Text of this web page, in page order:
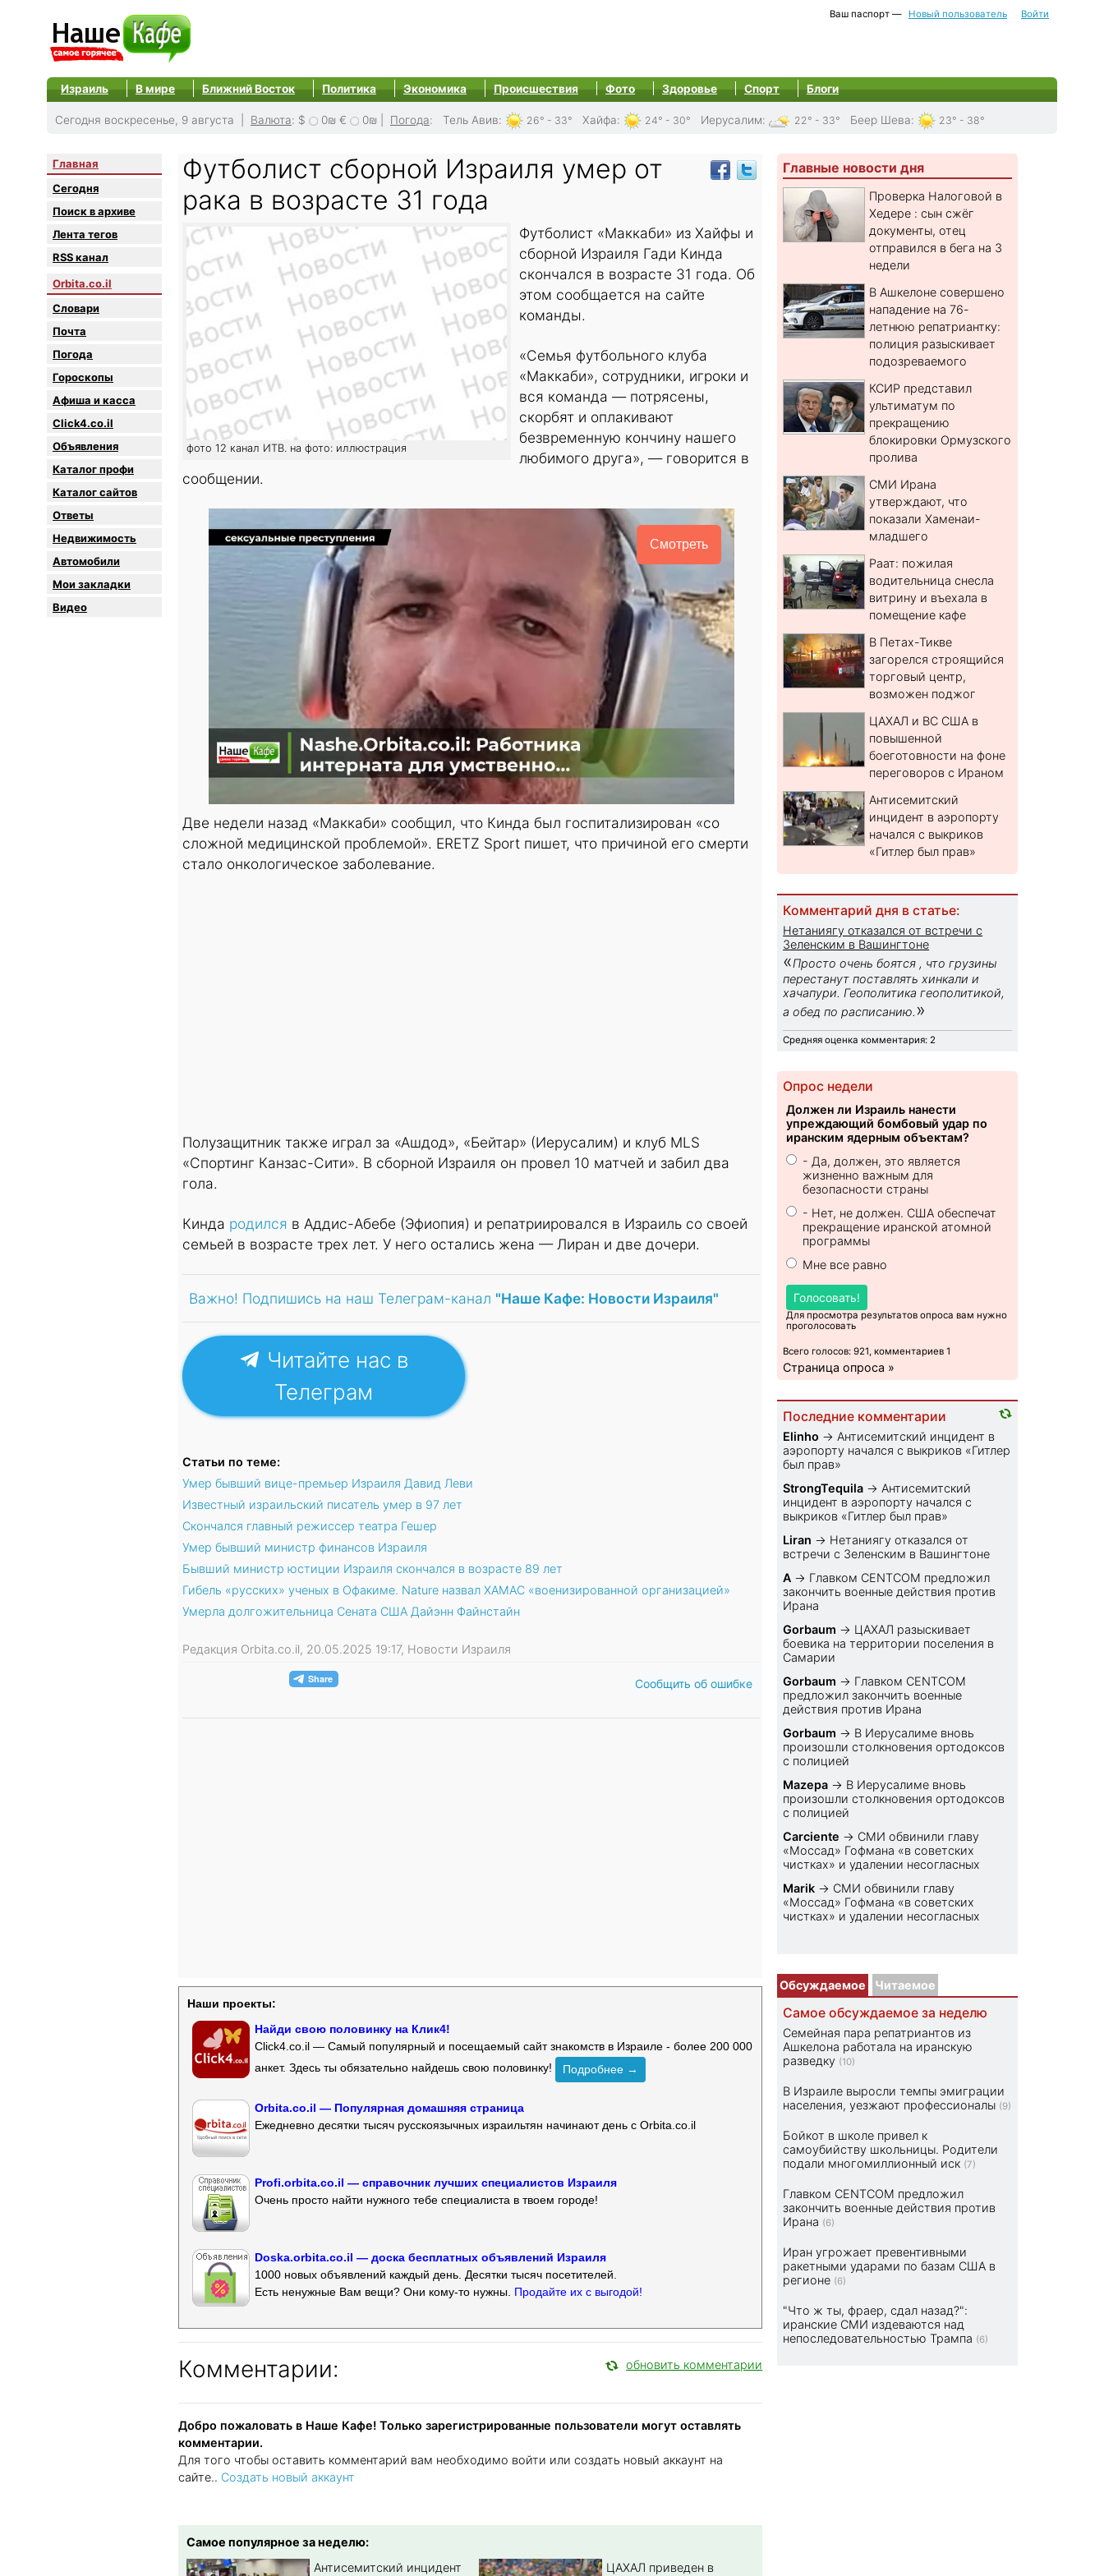
Ваш паспорт — Новый пользователь Войти
Израиль В мире Ближний Восток Политика Экономика Происшествия Фото Здоровье Спорт Блоги
Сегодня воскресенье, 9 августа | Валюта: $ 0₪ € 0₪ Погода: Тель Авив: 26° - 33° Хайфа: 24° - 30° Иерусалим: 22° - 33° Беер Шева: 23° - 38°
Главная
Сегодня
Поиск в архиве
Лента тегов
RSS канал
Orbita.co.il
Словари
Почта
Погода
Гороскопы
Афиша и касса
Click4.co.il
Объявления
Каталог профи
Каталог сайтов
Oтветы
Недвижимость
Автомобили
Мои закладки
Видео
Футболист сборной Израиля умер от
рака в возрасте 31 года
фото 12 канал ИТВ. на фото: иллюстрация
Футболист «Маккаби» из Хайфы и
сборной Израиля Гади Кинда
скончался в возрасте 31 года. Об
этом сообщается на сайте
команды.
«Семья футбольного клуба
«Маккаби», сотрудники, игроки и
вся команда — потрясены,
скорбят и оплакивают
безвременную кончину нашего
любимого друга», — говорится в
сообщении.
Смотреть
Две недели назад «Маккаби» сообщил, что Кинда был госпитализирован «со
сложной медицинской проблемой». ERETZ Sport пишет, что причиной его смерти
стало онкологическое заболевание.
Полузащитник также играл за «Ашдод», «Бейтар» (Иерусалим) и клуб MLS
«Спортинг Канзас-Сити». В сборной Израиля он провел 10 матчей и забил два
гола.
Кинда родился в Аддис-Абебе (Эфиопия) и репатриировался в Израиль со своей
семьей в возрасте трех лет. У него остались жена — Лиран и две дочери.
Важно! Подпишись на наш Телеграм-канал "Наше Кафе: Новости Израиля"
Читайте нас в
Телеграм
Статьи по теме:
Умер бывший вице-премьер Израиля Давид Леви
Известный израильский писатель умер в 97 лет
Скончался главный режиссер театра Гешер
Умер бывший министр финансов Израиля
Бывший министр юстиции Израиля скончался в возрасте 89 лет
Гибель «русских» ученых в Офакиме. Nature назвал ХАМАС «военизированной организацией»
Умерла долгожительница Сената США Дайэнн Файнстайн
Редакция Orbita.co.il, 20.05.2025 19:17, Новости Израиля
Сообщить об ошибке
Наши проекты:
Найди свою половинку на Клик4!
Click4.co.il — Самый популярный и посещаемый сайт знакомств в Израиле - более 200 000
анкет. Здесь ты обязательно найдешь свою половинку!
Подробнее →
Orbita.co.il — Популярная домашняя страница
Ежедневно десятки тысяч русскоязычных израильтян начинают день с Orbita.co.il
Profi.orbita.co.il — справочник лучших специалистов Израиля
Очень просто найти нужного тебе специалиста в твоем городе!
Doska.orbita.co.il — доска бесплатных объявлений Израиля
1000 новых объявлений каждый день. Десятки тысяч посетителей.
Есть ненужные Вам вещи? Они кому-то нужны. Продайте их с выгодой!
Комментарии: обновить комментарии
Добро пожаловать в Наше Кафе! Только зарегистрированные пользователи могут оставлять
комментарии.
Для того чтобы оставить комментарий вам необходимо войти или создать новый аккаунт на
сайте.. Создать новый аккаунт
Самое популярное за неделю:
Антисемитский инцидент
ЦАХАЛ приведен в
Главные новости дня
Проверка Налоговой в
Хедере : сын сжёг
документы, отец
отправился в бега на 3
недели
В Ашкелоне совершено
нападение на 76-
летнюю репатриантку:
полиция разыскивает
подозреваемого
КСИР представил
ультиматум по
прекращению
блокировки Ормузского
пролива
СМИ Ирана
утверждают, что
показали Хаменаи-
младшего
Раат: пожилая
водительница снесла
витрину и въехала в
помещение кафе
В Петах-Тикве
загорелся строящийся
торговый центр,
возможен поджог
ЦАХАЛ и ВС США в
повышенной
боеготовности на фоне
переговоров с Ираном
Антисемитский
инцидент в аэропорту
начался с выкриков
«Гитлер был прав»
Комментарий дня в статье:
Нетаниягу отказался от встречи с
Зеленским в Вашингтоне
«Просто очень боятся , что грузины
перестанут поставлять хинкали и
хачапури. Геополитика геополитикой,
а обед по расписанию. »
Средняя оценка комментария: 2
Опрос недели
Должен ли Израиль нанести
упреждающий бомбовый удар по
иранским ядерным объектам?
- Да, должен, это является
жизненно важным для
безопасности страны
- Нет, не должен. США обеспечат
прекращение иранской атомной
программы
Мне все равно
Голосовать!
Для просмотра результатов опроса вам нужно
проголосовать
Всего голосов: 921, комментариев 1
Страница опроса »
Последние комментарии
Elinho → Антисемитский инцидент в
аэропорту начался с выкриков «Гитлер
был прав»
StrongTequila → Антисемитский
инцидент в аэропорту начался с
выкриков «Гитлер был прав»
Liran → Нетаниягу отказался от
встречи с Зеленским в Вашингтоне
A → Главком CENTCOM предложил
закончить военные действия против
Ирана
Gorbaum → ЦАХАЛ разыскивает
боевика на территории поселения в
Самарии
Gorbaum → Главком CENTCOM
предложил закончить военные
действия против Ирана
Gorbaum → В Иерусалиме вновь
произошли столкновения ортодоксов
с полицией
Mazepa → В Иерусалиме вновь
произошли столкновения ортодоксов
с полицией
Carciente → СМИ обвинили главу
«Моссад» Гофмана «в советских
чистках» и удалении несогласных
Marik → СМИ обвинили главу
«Моссад» Гофмана «в советских
чистках» и удалении несогласных
Обсуждаемое Читаемое
Самое обсуждаемое за неделю
Семейная пара репатриантов из
Ашкелона работала на иранскую
разведку (10)
В Израиле выросли темпы эмиграции
населения, уезжают профессионалы (9)
Бойкот в школе привел к
самоубийству школьницы. Родители
подали многомиллионный иск (7)
Главком CENTCOM предложил
закончить военные действия против
Ирана (6)
Иран угрожает превентивными
ракетными ударами по базам США в
регионе (6)
"Что ж ты, фраер, сдал назад?":
иранские СМИ издеваются над
непоследовательностью Трампа (6)